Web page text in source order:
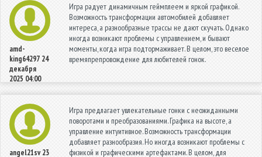
amd-
king64297 24
декабря
2025 04:00
Игра радует динамичным геймплеем и яркой графикой.
Возможность трансформации автомобилей добавляет
интереса, а разнообразные трассы не дают скучать. Однако
иногда возникают проблемы с управлением, и бывают
моменты, когда игра подтормаживает. В целом, это веселое
времяпрепровождение для любителей гонок.
angel21sv 23
Игра предлагает увлекательные гонки с неожиданными
поворотами и преобразованиями. Графика на высоте, а
управление интуитивное. Возможность трансформации
добавляет разнообразия. Но иногда возникают проблемы с
физикой и графическими артефактами. В целом, для